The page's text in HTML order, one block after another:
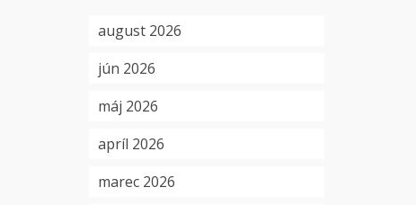
august 2026
jún 2026
máj 2026
apríl 2026
marec 2026